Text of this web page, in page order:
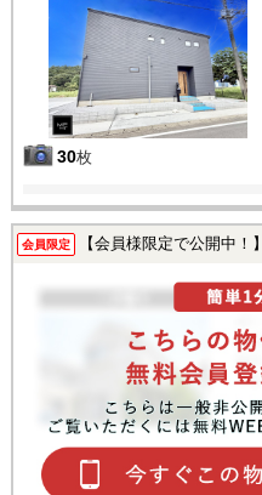
30枚
会員限定 【会員様限定で公開中！】